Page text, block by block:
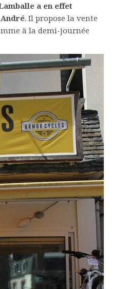
a en effet
. Il propose la vente
à la demi-journée